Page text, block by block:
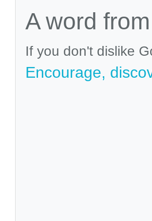
A word
If you don't dislike
Encourage,